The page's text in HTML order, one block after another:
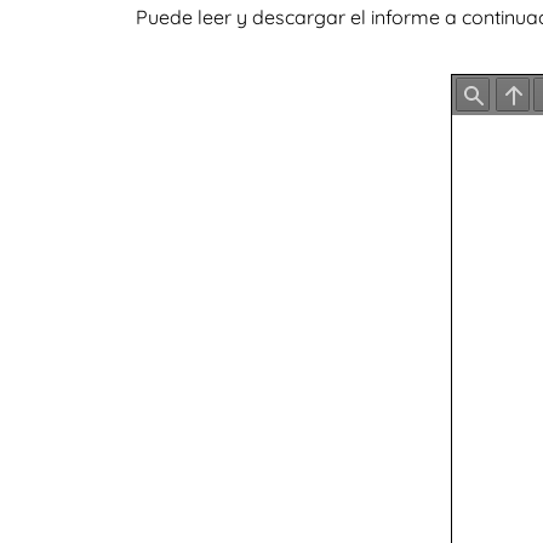
Puede leer y descargar el informe a